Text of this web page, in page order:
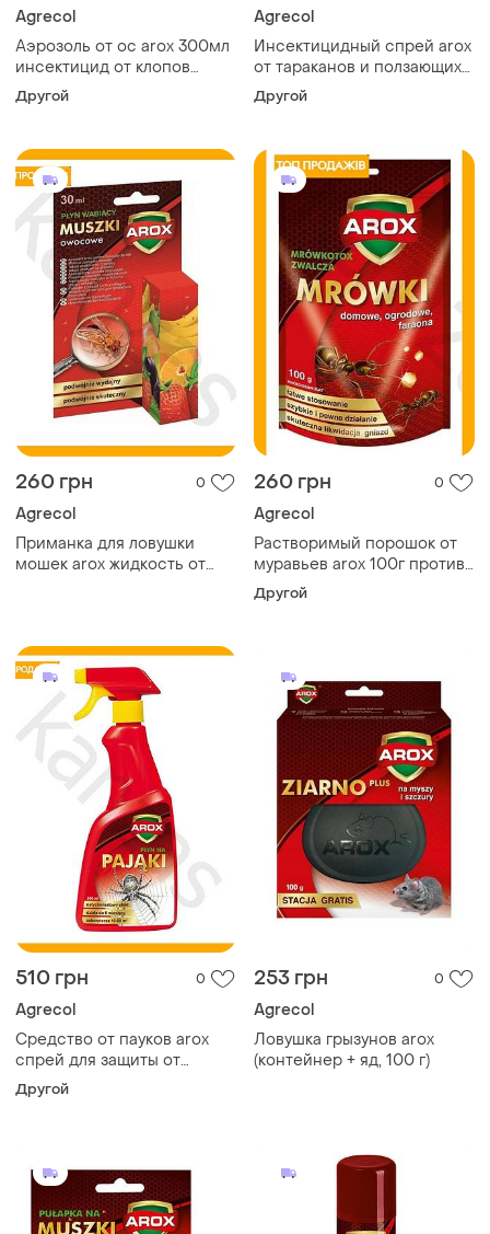
Agrecol
Аэрозоль от ос arox 300мл
инсектицид от клопов
комаров мух тараканов для
борьбы с насекомыми
Другой
Agrecol
Инсектицидный спрей arox
от тараканов и ползающих
насекомых для дома и
животных с длительным
Другой
260 грн 0
Agrecol
Приманка для ловушки
мошек arox жидкость от
260 грн 0
Agrecol
Растворимый порошок от
муравьев arox 100г против
муравьев для дома и сада
эффективный инсектицид
Другой
510 грн 0
Agrecol
Средство от пауков arox
спрей для защиты от
вредителей в помещениях
и на улице от насекомых
Другой
253 грн 0
Agrecol
Ловушка грызунов arox
(контейнер + яд, 100 г)